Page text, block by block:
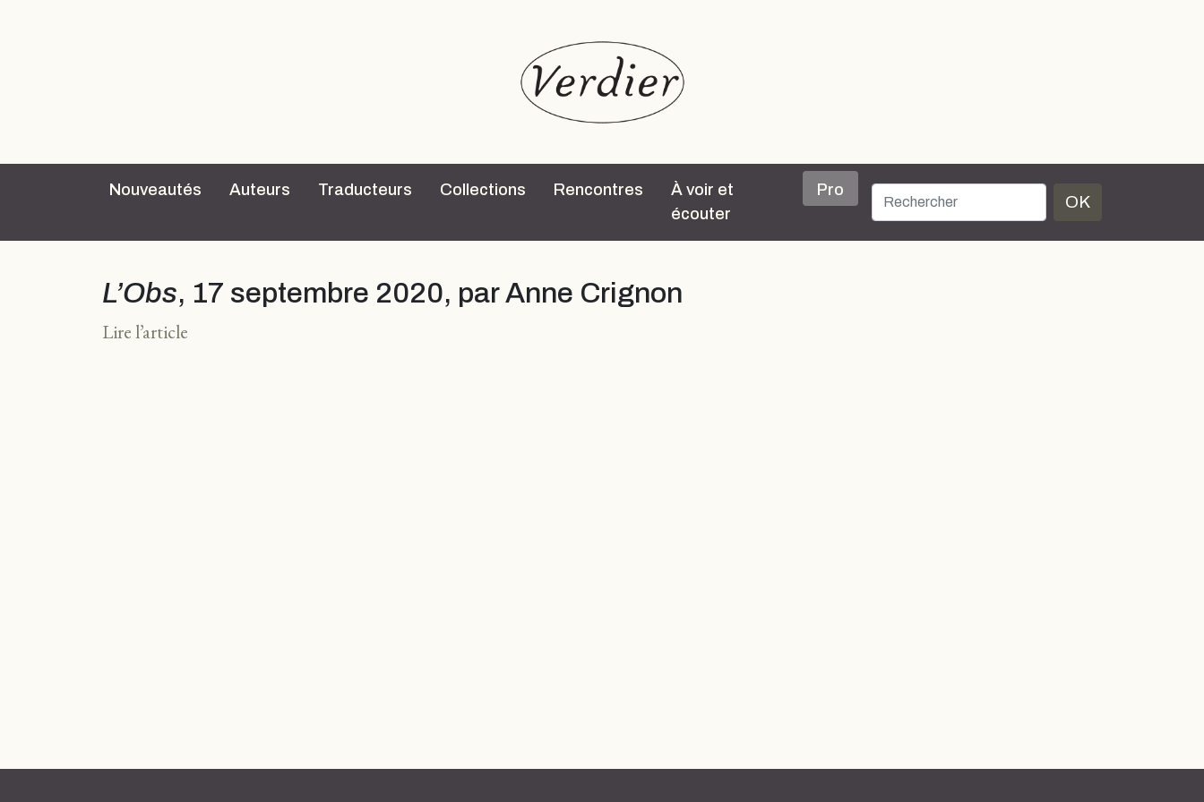
Nouveautés Auteurs Traducteurs Collections Rencontres
À voir et
écouter
Pro
OK
L’Obs, 17 septembre 2020, par Anne Crignon
Lire l’article